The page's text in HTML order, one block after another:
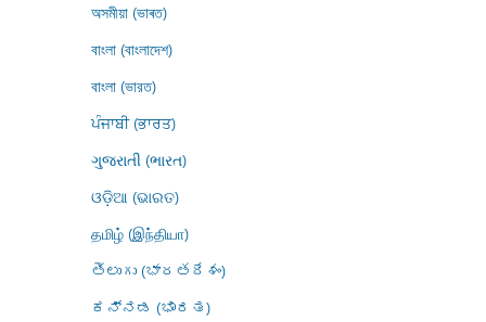
অসমীয়া (ভাৰত)
বাংলা (বাংলাদেশ)
বাংলা (ভারত)
ਪੰਜਾਬੀ (ਭਾਰਤ)
ગુજરાતી (ભારત)
ଓଡ଼ିଆ (ଭାରତ)
தமிழ் (இந்தியா)
తెలుగు (భారతదేశం)
ಕನ್ನಡ (ಭಾರತ)